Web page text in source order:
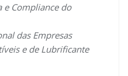
e Compliance do
das Empresas
e de Lubrificante